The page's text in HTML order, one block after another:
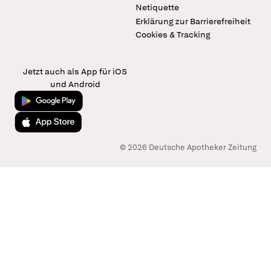
Netiquette
Erklärung zur Barrierefreiheit
Cookies & Tracking
Jetzt auch als App für iOS
und Android
Jetzt bei Google Play
Laden im App Store
© 2026 Deutsche Apotheker Zeitung